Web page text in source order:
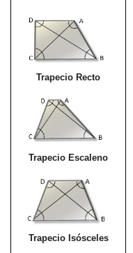
Trapecio Recto
Trapecio Escaleno
Trapecio Isósceles